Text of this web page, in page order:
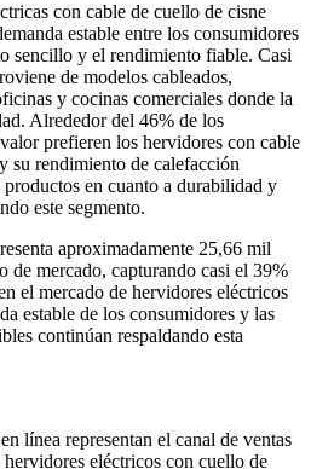
con cable de cuello de cisne
estable entre los consumidores
sencillo y el rendimiento fiable. Casi
de modelos cableados,
y cocinas comerciales donde la
Alrededor del 46% de los
prefieren los hervidores con cable
su rendimiento de calefacción
en cuanto a durabilidad y
este segmento.
aproximadamente 25,66 mil
de mercado, capturando casi el 39%
el mercado de hervidores eléctricos
estable de los consumidores y las
continúan respaldando esta
línea representan el canal de ventas
eléctricos con cuello de